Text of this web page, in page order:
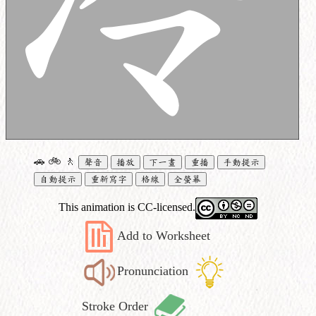
🚗 🚲 🚶 聲音 播放 下一畫 重播
手動提示
自動提示
重新寫字 格線 全螢幕
This animation is CC-licensed.
Add to Worksheet
Pronunciation
Stroke Order